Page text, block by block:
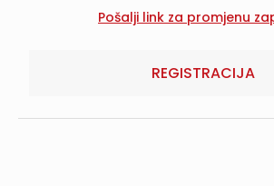
REGISTRACIJA